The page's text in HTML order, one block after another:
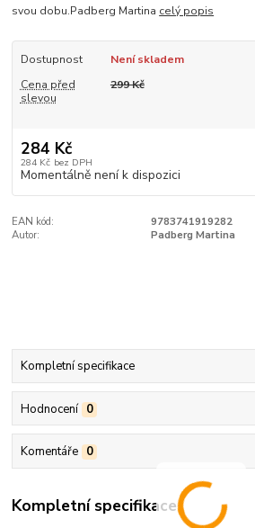
svou dobu.Padberg Martina celý popis
Dostupnost
Není skladem
Cena před
slevou
299 Kč
284 Kč
284 Kč bez DPH
Momentálně není k dispozici
EAN kód:
9783741919282
Autor:
Padberg Martina
Kompletní specifikace
Hodnocení 0
Komentáře 0
Kompletní specifikace